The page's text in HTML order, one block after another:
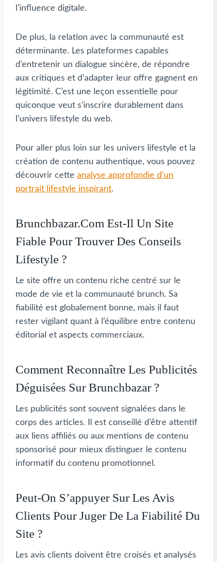
l’influence digitale.
De plus, la relation avec la communauté est
déterminante. Les plateformes capables
d’entretenir un dialogue sincère, de répondre
aux critiques et d’adapter leur offre gagnent en
légitimité. C’est une leçon essentielle pour
quiconque veut s’inscrire durablement dans
l’univers lifestyle du web.
Pour aller plus loin sur les univers lifestyle et la
création de contenu authentique, vous pouvez
découvrir cette analyse approfondie d’un
portrait lifestyle inspirant.
Brunchbazar.com Est-Il Un Site
Fiable Pour Trouver Des Conseils
Lifestyle ?
Le site offre un contenu riche centré sur le
mode de vie et la communauté brunch. Sa
fiabilité est globalement bonne, mais il faut
rester vigilant quant à l’équilibre entre contenu
éditorial et aspects commerciaux.
Comment Reconnaître Les Publicités
Déguisées Sur Brunchbazar ?
Les publicités sont souvent signalées dans le
corps des articles. Il est conseillé d’être attentif
aux liens affiliés ou aux mentions de contenu
sponsorisé pour mieux distinguer le contenu
informatif du contenu promotionnel.
Peut-On S’appuyer Sur Les Avis
Clients Pour Juger De La Fiabilité Du
Site ?
Les avis clients doivent être croisés et analysés